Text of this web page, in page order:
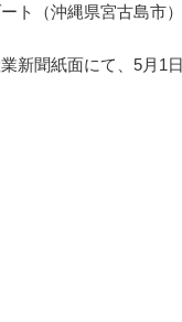
ト（沖縄県宮古島市
新聞紙面にて、5月1日